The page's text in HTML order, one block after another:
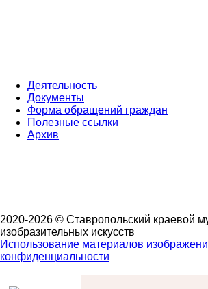
Деятельность
Документы
Форма обращений граждан
Полезные ссылки
Архив
2020-2026 © Ставропольский краевой
изобразительных искусств
Использование материалов
конфиденциальности